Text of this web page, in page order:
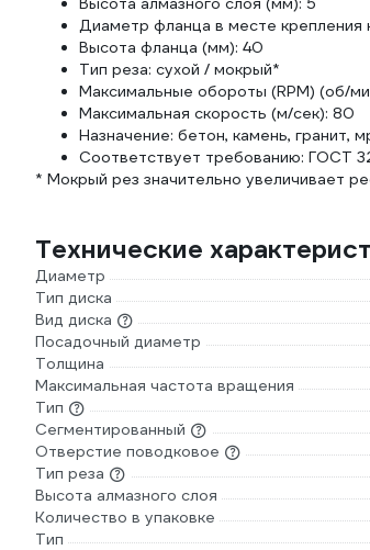
Диаметр фланца в месте крепления
Высота фланца (мм): 40
Тип реза: сухой / мокрый*
Максимальные обороты (RPM) (об/
Максимальная скорость (м/сек): 80
Назначение: бетон, камень, гранит,
Соответствует требованию: ГОСТ
* Мокрый рез значительно увеличивает
Технические
Диаметр
Тип диска
Вид диска
Посадочный диаметр
Толщина
Максимальная частота вращения
Тип
Сегментированный
Отверстие поводковое
Тип реза
Высота алмазного слоя
Количество в упаковке
Тип